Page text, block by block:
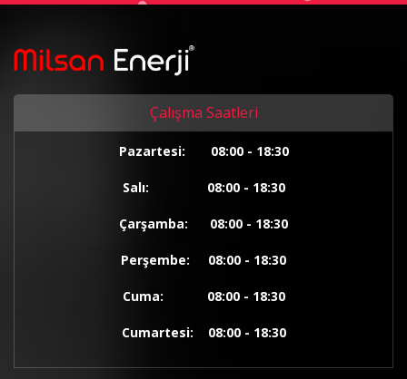
Çalışma Saatleri
Pazartesi: 08:00 - 18:30
Salı: 08:00 - 18:30
Çarşamba: 08:00 - 18:30
Perşembe: 08:00 - 18:30
Cuma: 08:00 - 18:30
Cumartesi: 08:00 - 18:30